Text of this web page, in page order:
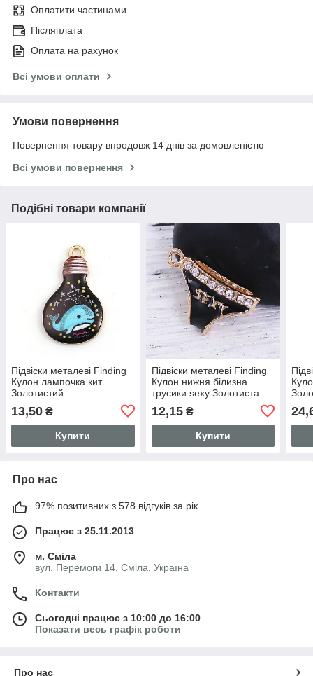
Оплатити частинами
Післяплата
Оплата на рахунок
Всі умови оплати
Умови повернення
Повернення товару впродовж 14 днів за домовленістю
Всі умови повернення
Подібні товари компанії
Підвіски металеві Finding
Кулон лампочка кит
Золотистий
різнокольорова емаль 28
мм x 17 мм
13,50 ₴
Купити
Підвіски металеві Finding
Кулон нижня білизна
трусики sexy Золотиста
основа чорна емаль 20мм
x 12мм
12,15₴
Купити
Про нас
97% позитивних з 578 відгуків за рік
Працює з 25.11.2013
м. Сміла
вул. Перемоги 14, Сміла, Україна
Контакти
Сьогодні працює з 10:00 до 16:00
Показати весь графік роботи
Про нас